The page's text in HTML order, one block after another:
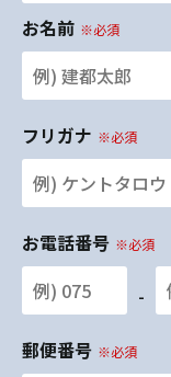
お名前 ※必須
フリガナ ※必須
お電話番号 ※必須
-
郵便番号 ※必須